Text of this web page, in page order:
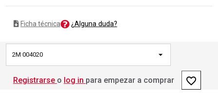
Ficha técnica ¿Alguna duda?
2M 004020
Registrarse o log in para empezar a comprar favorite_border